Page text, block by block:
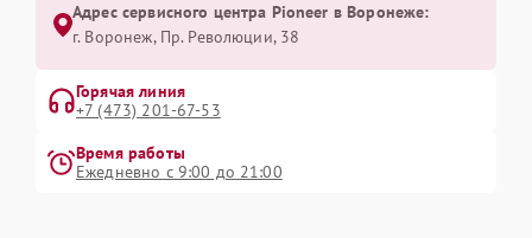
Адрес сервисного центра Pioneer в Воронеже:
г. Воронеж, Пр. Революции, 38
Горячая линия
+7 (473) 201-67-53
Время работы
Ежедневно с 9:00 до 21:00